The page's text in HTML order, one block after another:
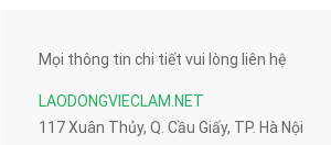
Mọi thông tin chi tiết vui lòng liên hệ
LAODONGVIECLAM.NET
117 Xuân Thủy, Q. Cầu Giấy, TP. Hà Nội